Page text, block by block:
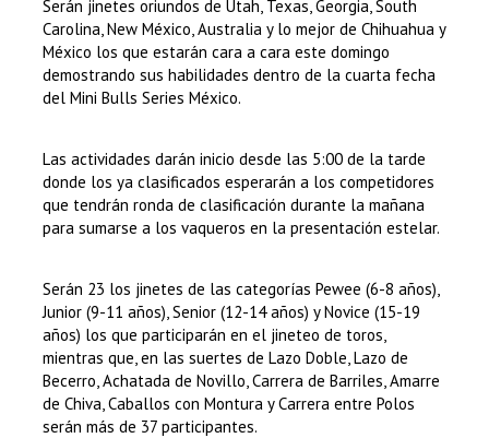
Serán jinetes oriundos de Utah, Texas, Georgia, South
Carolina, New México, Australia y lo mejor de Chihuahua y
México los que estarán cara a cara este domingo
demostrando sus habilidades dentro de la cuarta fecha
del Mini Bulls Series México.
Las actividades darán inicio desde las 5:00 de la tarde
donde los ya clasificados esperarán a los competidores
que tendrán ronda de clasificación durante la mañana
para sumarse a los vaqueros en la presentación estelar.
Serán 23 los jinetes de las categorías Pewee (6-8 años),
Junior (9-11 años), Senior (12-14 años) y Novice (15-19
años) los que participarán en el jineteo de toros,
mientras que, en las suertes de Lazo Doble, Lazo de
Becerro, Achatada de Novillo, Carrera de Barriles, Amarre
de Chiva, Caballos con Montura y Carrera entre Polos
serán más de 37 participantes.